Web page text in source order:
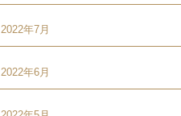
2022年7月
2022年6月